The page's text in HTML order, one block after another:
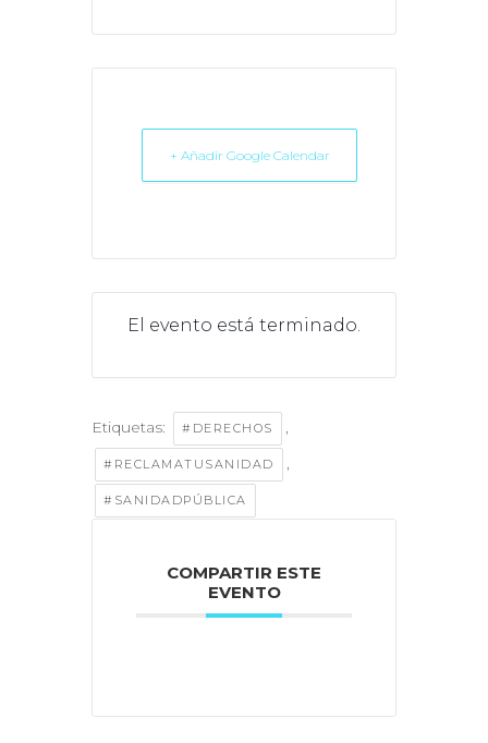
+ Añadir Google Calendar
El evento está terminado.
Etiquetas: #DERECHOS ,
#RECLAMATUSANIDAD ,
#SANIDADPÚBLICA
COMPARTIR ESTE
EVENTO